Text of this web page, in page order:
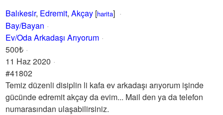
Balıkesir, Edremit,Akçay [harita]
Bay/Bayan
Ev/Oda Arkadaşı Arıyorum
500₺
11 Haz 2020
#41802
Temiz düzenli disiplin li kafa ev arkadaşı arıyorum işinde
gücünde edremit akçay da evim... Mail den ya da telefon
numarasından ulaşabilirsiniz.